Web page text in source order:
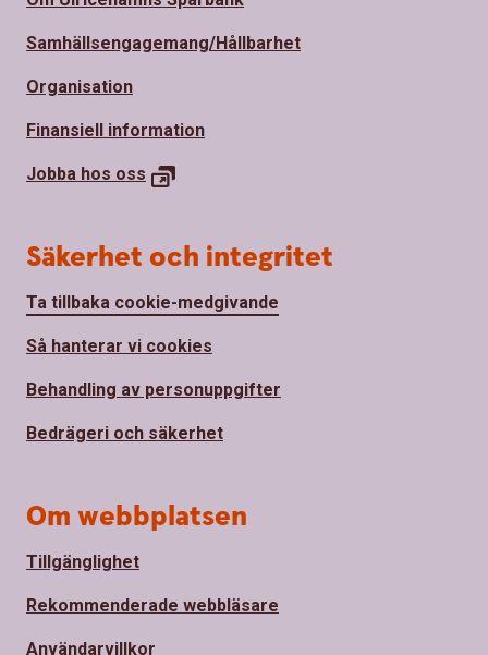
Samhällsengagemang/Hållbarhet
Organisation
Finansiell information
Jobba hos oss
Säkerhet och integritet
Ta tillbaka cookie-medgivande
Så hanterar vi cookies
Behandling av personuppgifter
Bedrägeri och säkerhet
Om webbplatsen
Tillgänglighet
Rekommenderade webbläsare
Användarvillkor